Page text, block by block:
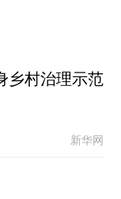
乡村治理示范
新华网